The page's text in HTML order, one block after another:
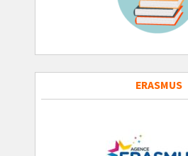
ERASMUS